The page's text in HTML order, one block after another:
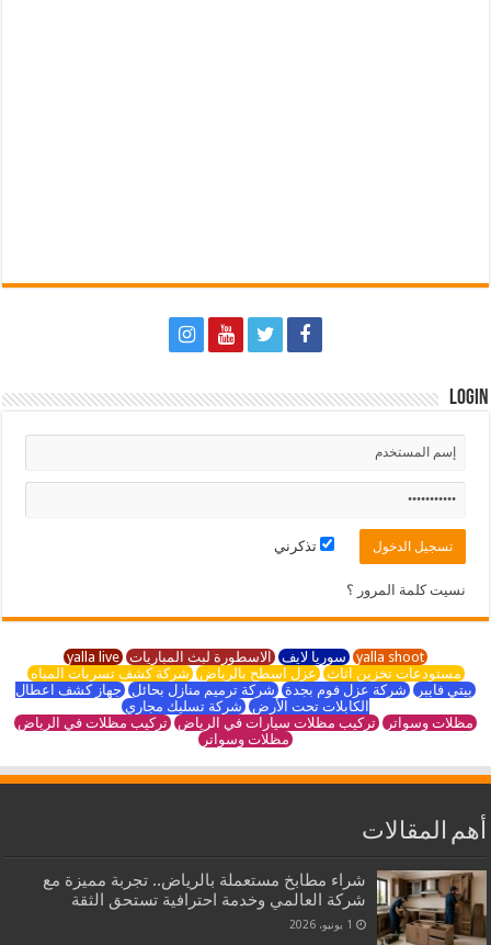
Login
تذكرني
نسيت كلمة المرور ؟
yalla shoot سوريا لايف الاسطورة لبث المباريات yalla live
مستودعات تخزين اثاث عزل اسطح بالرياض شركة كشف تسربات المياه
بيتي فايبر شركة عزل فوم بجدة شركة ترميم منازل بحائل جهاز كشف اعطال
الكابلات تحت الأرض شركة تسليك مجاري
مظلات وسواتر تركيب مظلات سيارات في الرياض تركيب مظلات في الرياض
مظلات وسواتر
أهم المقالات
شراء مطابخ مستعملة بالرياض.. تجربة مميزة مع
شركة العالمي وخدمة احترافية تستحق الثقة
1 يونيو، 2026